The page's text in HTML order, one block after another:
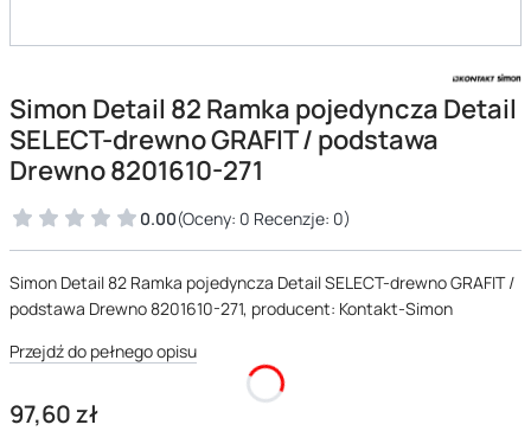
Simon Detail 82 Ramka pojedyncza Detail
SELECT-drewno GRAFIT / podstawa
Drewno 8201610-271
0.00(Oceny: 0 Recenzje: 0)
Simon Detail 82 Ramka pojedyncza Detail SELECT-drewno GRAFIT /
podstawa Drewno 8201610-271, producent: Kontakt-Simon
Przejdź do pełnego opisu
Cena
97,60 zł